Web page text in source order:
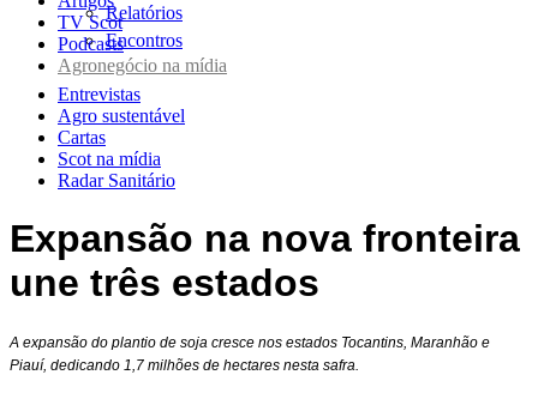
Relatórios
Encontros
TV Scot
Podcasts
Agronegócio na mídia
Entrevistas
Agro sustentável
Cartas
Scot na mídia
Radar Sanitário
Expansão na nova fronteira
une três estados
A expansão do plantio de soja cresce nos estados Tocantins, Maranhão e
Piauí, dedicando 1,7 milhões de hectares nesta safra.